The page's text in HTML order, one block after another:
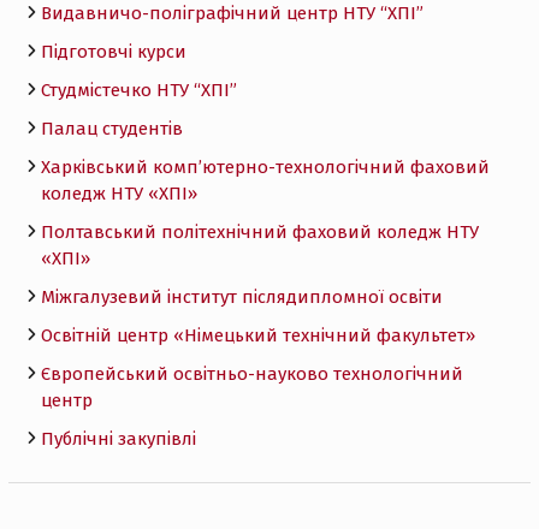
Видавничо-поліграфічний центр НТУ “ХПІ”
Підготовчі курси
Студмістечко НТУ “ХПІ”
Палац студентів
Харківський комп’ютерно-технологічний фаховий
коледж НТУ «ХПI»
Полтавський політехнічний фаховий коледж НТУ
«ХПI»
Міжгалузевий інститут післядипломної освіти
Освітній центр «Німецький технічний факультет»
Європейський освітньо-науково технологічний
центр
Публічні закупівлі